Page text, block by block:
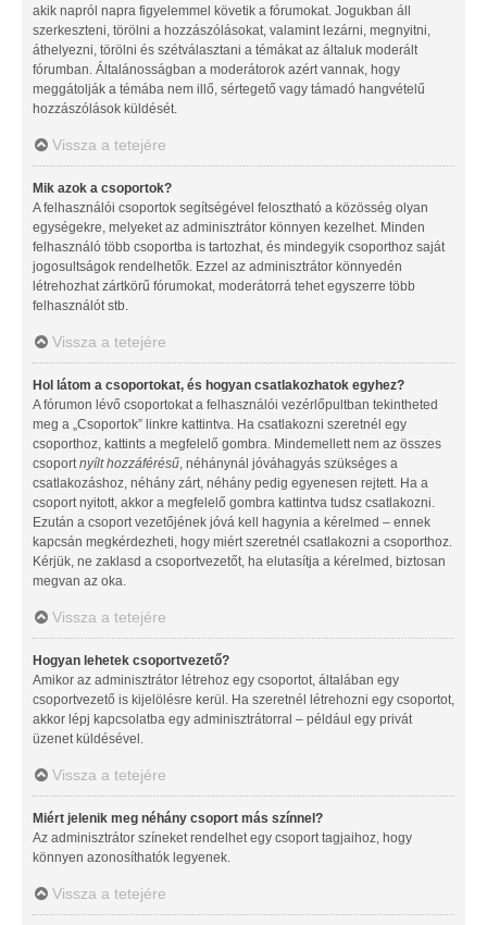
akik napról napra figyelemmel követik a fórumokat. Jogukban áll
szerkeszteni, törölni a hozzászólásokat, valamint lezárni, megnyitni,
áthelyezni, törölni és szétválasztani a témákat az általuk moderált
fórumban. Általánosságban a moderátorok azért vannak, hogy
meggátolják a témába nem illő, sértegető vagy támadó hangvételű
hozzászólások küldését.
Vissza a tetejére
Mik azok a csoportok?
A felhasználói csoportok segítségével felosztható a közösség olyan
egységekre, melyeket az adminisztrátor könnyen kezelhet. Minden
felhasználó több csoportba is tartozhat, és mindegyik csoporthoz saját
jogosultságok rendelhetők. Ezzel az adminisztrátor könnyedén
létrehozhat zártkörű fórumokat, moderátorrá tehet egyszerre több
felhasználót stb.
Vissza a tetejére
Hol látom a csoportokat, és hogyan csatlakozhatok egyhez?
A fórumon lévő csoportokat a felhasználói vezérlőpultban tekintheted
meg a „Csoportok” linkre kattintva. Ha csatlakozni szeretnél egy
csoporthoz, kattints a megfelelő gombra. Mindemellett nem az összes
csoport nyílt hozzáférésű , néhánynál jóváhagyás szükséges a
csatlakozáshoz, néhány zárt, néhány pedig egyenesen rejtett. Ha a
csoport nyitott, akkor a megfelelő gombra kattintva tudsz csatlakozni.
Ezután a csoport vezetőjének jóvá kell hagynia a kérelmed – ennek
kapcsán megkérdezheti, hogy miért szeretnél csatlakozni a csoporthoz.
Kérjük, ne zaklasd a csoportvezetőt, ha elutasítja a kérelmed, biztosan
megvan az oka.
Vissza a tetejére
Hogyan lehetek csoportvezető?
Amikor az adminisztrátor létrehoz egy csoportot, általában egy
csoportvezető is kijelölésre kerül. Ha szeretnél létrehozni egy csoportot,
akkor lépj kapcsolatba egy adminisztrátorral – például egy privát
üzenet küldésével.
Vissza a tetejére
Miért jelenik meg néhány csoport más színnel?
Az adminisztrátor színeket rendelhet egy csoport tagjaihoz, hogy
könnyen azonosíthatók legyenek.
Vissza a tetejére